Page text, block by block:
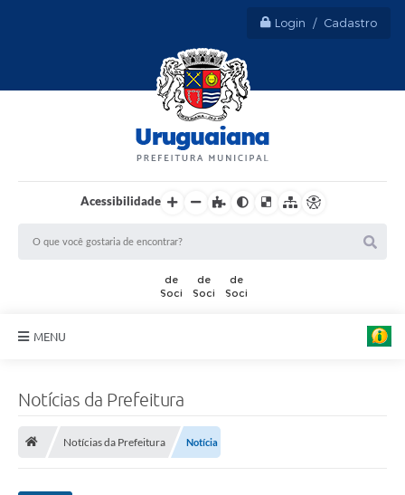
Login / Cadastro
Acessibilidade
MENU
Ouvidorias
Notícias da Prefeitura
Notícias da Prefeitura Notícia